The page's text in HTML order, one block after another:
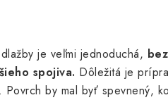
je veľmi jednoduchá,
spojiva. Dôležitá je
Povrch by mal byť spevnený,